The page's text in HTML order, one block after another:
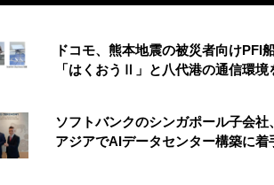
ドコモ、熊本地震の被災者向けPFI
「はくおうⅡ」と八代港の通信環境
ソフトバンクのシンガポール子会社
アジアでAIデータセンター構築に着